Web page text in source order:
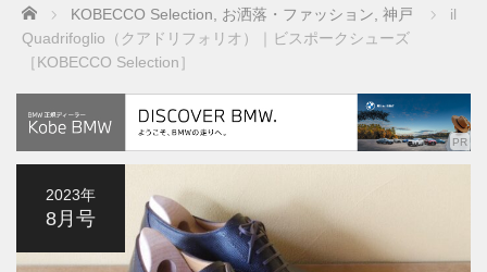
Home KOBECCO Selection お洒落・ファッション 神戸
il
Quadrifoglio（クアドリフォリオ）｜ビスポークシューズ
［KOBECCO Selection］
2023年
8月号